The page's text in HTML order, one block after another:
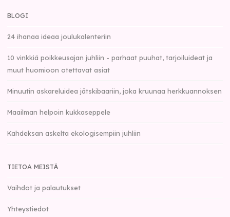
BLOGI
24 ihanaa ideaa joulukalenteriin
10 vinkkiä poikkeusajan juhliin - parhaat puuhat, tarjoiluideat ja
muut huomioon otettavat asiat
Minuutin askareluidea jätskibaariin, joka kruunaa herkkuannoksen
Maailman helpoin kukkaseppele
Kahdeksan askelta ekologisempiin juhliin
TIETOA MEISTÄ
Vaihdot ja palautukset
Yhteystiedot